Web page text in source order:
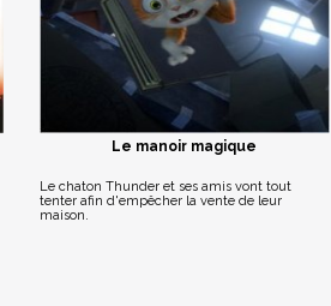
Le manoir magique
Le chaton Thunder et ses amis vont tout
tenter afin d'empêcher la vente de leur
maison.